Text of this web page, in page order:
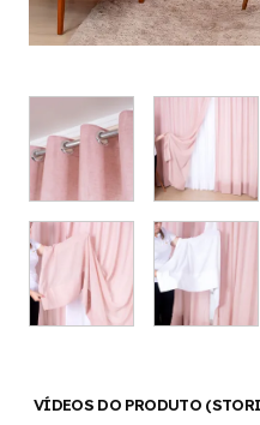
VÍDEOS DO PRODUTO